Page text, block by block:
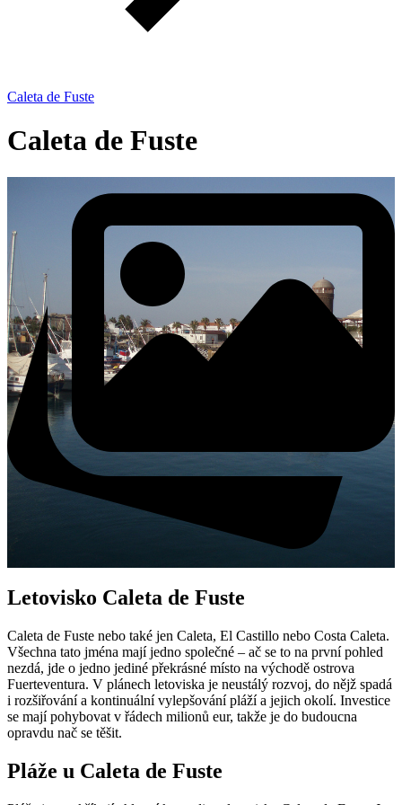
Caleta de Fuste
Caleta de Fuste
Letovisko Caleta de Fuste
Caleta de Fuste nebo také jen Caleta, El Castillo nebo Costa Caleta.
Všechna tato jména mají jedno společné – ač se to na první pohled
nezdá, jde o jedno jediné překrásné místo na východě ostrova
Fuerteventura. V plánech letoviska je neustálý rozvoj, do nějž spadá
i rozšiřování a kontinuální vylepšování pláží a jejich okolí. Investice
se mají pohybovat v řádech milionů eur, takže je do budoucna
opravdu nač se těšit.
Pláže u Caleta de Fuste